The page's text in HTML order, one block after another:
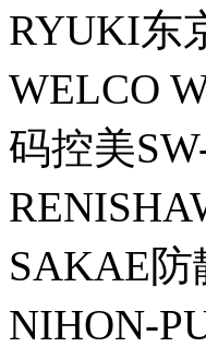
RYUKI东
WELCO
码控美
SAKAE防
NIHON-